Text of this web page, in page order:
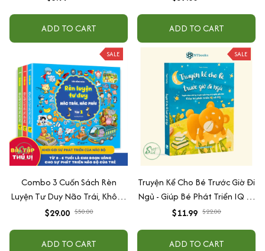
ADD TO CART ADD TO CART
SALE
Combo 3 Cuốn Sách Rèn
Luyện Tư Duy Não Trái, Không
Não Phải - Đánh Thức Tiềm
$29.00 $50.00
ADD TO CART
SALE
Truyện Kể Cho Bé Trước Giờ Đi
Ngủ - Giúp Bé Phát Triển IQ Và
EQ
$11.99 $22.00
ADD TO CART